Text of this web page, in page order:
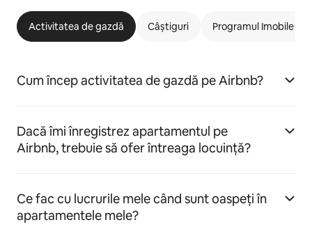
Activitatea de gazdă Câștiguri Programul Imobile
Cum încep activitatea de gazdă pe Airbnb?
Dacă îmi înregistrez apartamentul pe
Airbnb, trebuie să ofer întreaga locuință?
Ce fac cu lucrurile mele când sunt oaspeți în
apartamentele mele?